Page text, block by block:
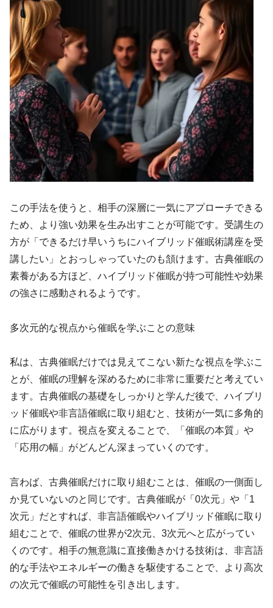
この手法を使うと、相手の深層に一気にアプローチできる
ため、より強い効果を生み出すことが可能です。受講生の
方が「できるだけ早いうちにハイブリッド催眠術講座を受
講したい」とおっしゃっていたのも頷けます。古典催眠の
素養がある方ほど、ハイブリッド催眠が持つ可能性や効果
の強さに感動されるようです。
多次元的な視点から催眠を学ぶことの意味
私は、古典催眠だけでは見えてこない新たな視点を学ぶこ
とが、催眠の理解を深めるために非常に重要だと考えてい
ます。古典催眠の基礎をしっかりと学んだ後で、ハイブリ
ッド催眠や非言語催眠に取り組むと、技術が一気に多角的
に広がります。視点を変えることで、「催眠の本質」や
「応用の幅」がどんどん深まっていくのです。
言わば、古典催眠だけに取り組むことは、催眠の一側面し
か見ていないのと同じです。古典催眠が「0次元」や「1
次元」だとすれば、非言語催眠やハイブリッド催眠に取り
組むことで、催眠の世界が2次元、3次元へと広がってい
くのです。相手の無意識に直接働きかける技術は、非言語
的な手法やエネルギーの働きを駆使することで、より高次
の次元で催眠の可能性を引き出します。